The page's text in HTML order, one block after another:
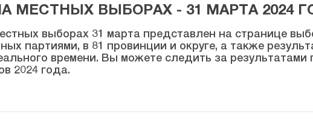
ВЫБОРАХ - 31 МАРТА 2024
выборах 31 марта представлен на странице
партиями, в 81 провинции и округе, а также
времени. Вы можете следить за результатами
2024 года.